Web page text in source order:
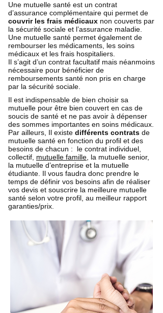
Une mutuelle santé est un contrat
d’assurance complémentaire qui permet de
couvrir les frais médicaux non couverts par
la sécurité sociale et l’assurance maladie.
Une mutuelle santé permet également de
rembourser les médicaments, les soins
médicaux et les frais hospitaliers.
Il s’agit d’un contrat facultatif mais néanmoins
nécessaire pour bénéficier de
remboursements santé non pris en charge
par la sécurité sociale.
Il est indispensable de bien choisir sa
mutuelle pour être bien couvert en cas de
soucis de santé et ne pas avoir à dépenser
des sommes importantes en soins médicaux.
Par ailleurs, Il existe différents contrats de
mutuelle santé en fonction du profil et des
besoins de chacun : le contrat individuel,
collectif, mutuelle famille , la mutuelle senior,
la mutuelle d’entreprise et la mutuelle
étudiante. Il vous faudra donc prendre le
temps de définir vos besoins afin de réaliser
vos devis et souscrire la meilleure mutuelle
santé selon votre profil, au meilleur rapport
garanties/prix.